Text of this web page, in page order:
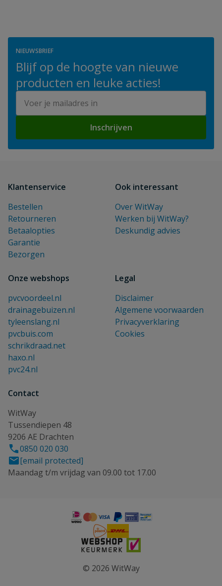
NIEUWSBRIEF
Blijf op de hoogte van nieuwe
producten en leuke acties!
Inschrijven
Klantenservice
Bestellen
Retourneren
Betaalopties
Garantie
Bezorgen
Ook interessant
Over WitWay
Werken bij WitWay?
Deskundig advies
Onze webshops
pvcvoordeel.nl
drainagebuizen.nl
tyleenslang.nl
pvcbuis.com
schrikdraad.net
haxo.nl
pvc24.nl
Legal
Disclaimer
Algemene voorwaarden
Privacyverklaring
Cookies
Contact
WitWay
Tussendiepen 48
9206 AE Drachten
0850 020 030
[email protected]
Maandag t/m vrijdag van 09.00 tot 17.00
© 2026 WitWay